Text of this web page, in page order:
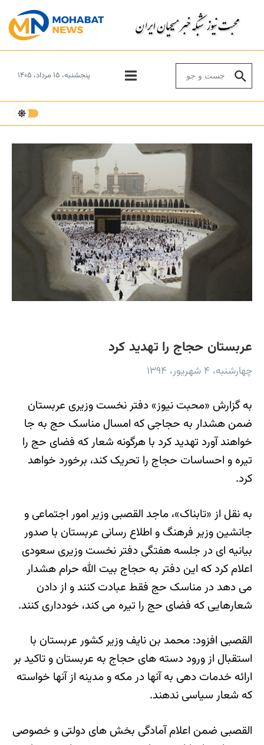
پنجشنبه، ۱۵ مرداد، ۱۴۰۵
عربستان حجاج را تهدید کرد
چهارشنبه، ۴ شهریور، ۱۳۹۴
به گزارش «محبت نیوز» دفتر نخست وزیری عربستان
ضمن هشدار به حجاجی که امسال مناسک حج به جا
خواهند آورد تهدید کرد با هرگونه شعار که فضای حج را
تیره و احساسات حجاج را تحریک کند، برخورد خواهد
کرد.
به نقل از «تابناک»، ماجد القصبی وزیر امور اجتماعی و
جانشین وزیر فرهنگ و اطلاع رسانی عربستان با صدور
بیانیه ای در جلسه هفتگی دفتر نخست وزیری سعودی
اعلام کرد که این دفتر به حجاج بیت الله حرام هشدار
می دهد در مناسک حج فقط عبادت کنند و از دادن
شعارهایی که فضای حج را تیره می کند، خودداری کنند.
القصبی افزود: محمد بن نایف وزیر کشور عربستان با
استقبال از ورود دسته های حجاج به عربستان و تاکید بر
ارائه خدمات دهی به آنها در مکه و مدینه از آنها خواسته
که شعار سیاسی ندهند.
القصبی ضمن اعلام آمادگی بخش های دولتی و خصوصی